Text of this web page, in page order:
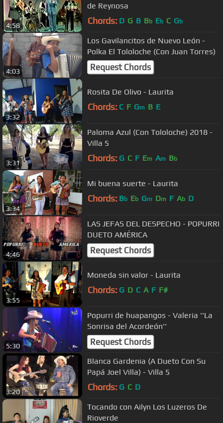
4:58
de Reynosa
Chords: D G B Bb Eb C Gb
4:03
Los Gavilancitos de Nuevo León -
Polka El Tololoche (Con Juan Torres)
Request Chords
3:32
Rosita De Olivo - Laurita
Chords: C F Gm B E
3:31
Paloma Azul (Con Tololoche) 2018 -
Villa 5
Chords: G C F Em Am Bb
3:34
Mi buena suerte - Laurita
Chords: Bb Eb Gm Dm F Ab D
4:46
LAS JEFAS DEL DESPECHO - POPURRI
DUETO AMÉRICA
Request Chords
3:55
Moneda sin valor - Laurita
Chords: G D C A F F#
5:30
Popurri de huapangos - Valeria ''La
Sonrisa del Acordeón''
Request Chords
3:20
Blanca Gardenia (A Dueto Con Su
Papá Joel Villa) - Villa 5
Chords: G C D
Tocando con Ailyn Los Luzeros De
Rioverde